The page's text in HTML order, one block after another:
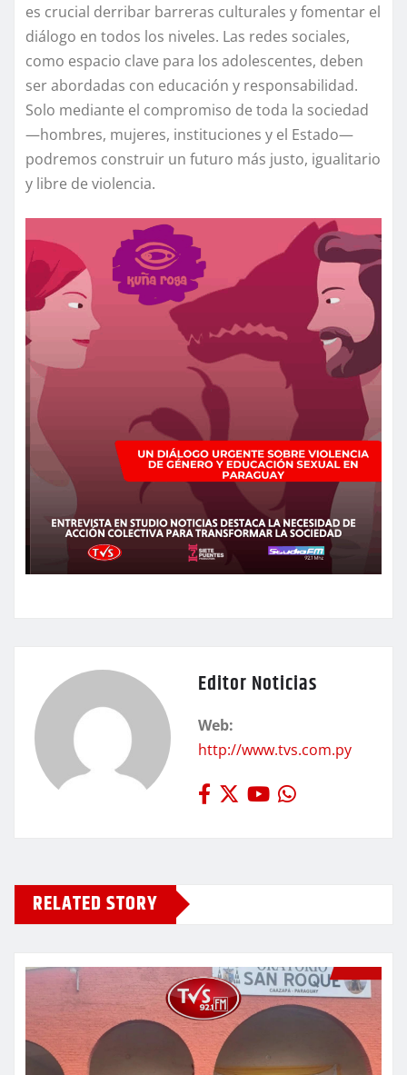
es crucial derribar barreras culturales y fomentar el
diálogo en todos los niveles. Las redes sociales,
como espacio clave para los adolescentes, deben
ser abordadas con educación y responsabilidad.
Solo mediante el compromiso de toda la sociedad
—hombres, mujeres, instituciones y el Estado—
podremos construir un futuro más justo, igualitario
y libre de violencia.
Editor Noticias
Web:
http://www.tvs.com.py
RELATED STORY